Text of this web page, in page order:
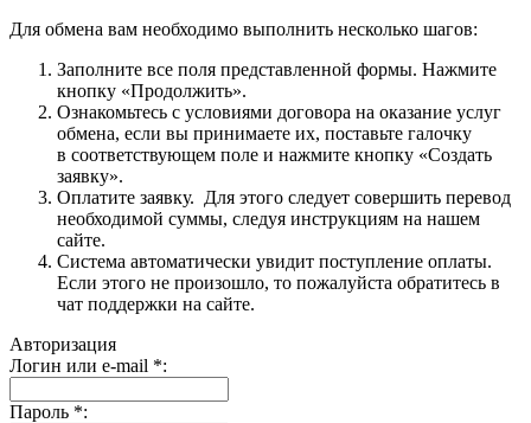
Для обмена вам необходимо выполнить несколько шагов:
Заполните все поля представленной формы. Нажмите
кнопку «Продолжить».
Ознакомьтесь с условиями договора на оказание услуг
обмена, если вы принимаете их, поставьте галочку
в соответствующем поле и нажмите кнопку «Создать
заявку».
Оплатите заявку. Для этого следует совершить перевод
необходимой суммы, следуя инструкциям на нашем
сайте.
Система автоматически увидит поступление оплаты.
Если этого не произошло, то пожалуйста обратитесь в
чат поддержки на сайте.
Авторизация
Логин или e-mail *:
Пароль *: